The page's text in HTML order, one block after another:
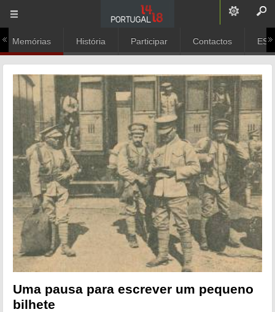
Memórias História Participar Contactos
Uma pausa para escrever um pequeno
bilhete